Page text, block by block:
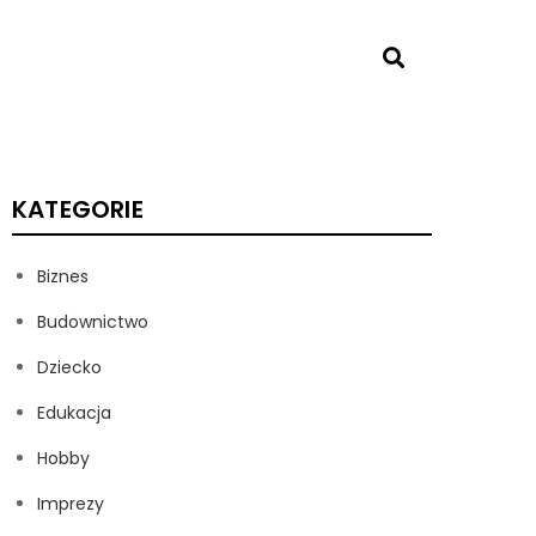
KATEGORIE
Biznes
Budownictwo
Dziecko
Edukacja
Hobby
Imprezy